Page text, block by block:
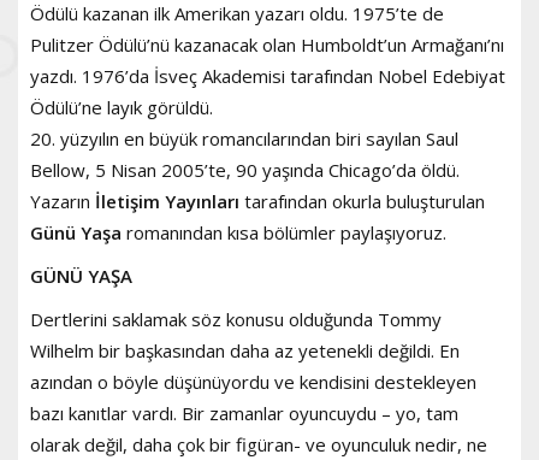
Ödülü kazanan ilk Amerikan yazarı oldu. 1975’te de
Pulitzer Ödülü’nü kazanacak olan Humboldt’un Armağanı’nı
yazdı. 1976’da İsveç Akademisi tarafından Nobel Edebiyat
Ödülü’ne layık görüldü.
20. yüzyılın en büyük romancılarından biri sayılan Saul
Bellow, 5 Nisan 2005’te, 90 yaşında Chicago’da öldü.
Yazarın İletişim Yayınları tarafından okurla buluşturulan
Günü Yaşa romanından kısa bölümler paylaşıyoruz.
GÜNÜ YAŞA
Dertlerini saklamak söz konusu olduğunda Tommy
Wilhelm bir başkasından daha az yetenekli değildi. En
azından o böyle düşünüyordu ve kendisini destekleyen
bazı kanıtlar vardı. Bir zamanlar oyuncuydu – yo, tam
olarak değil, daha çok bir figüran- ve oyunculuk nedir, ne